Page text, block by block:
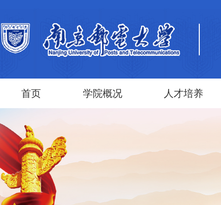
首页 学院概况 人才培养